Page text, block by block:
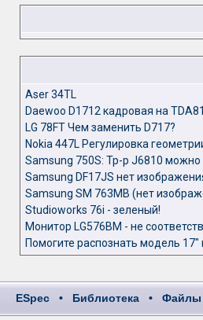
Aser 34TL
Daewoo D1712 кадровая на
LG 78FT Чем заменить D717?
Nokia 447L Регулировка
Samsung 750S: Тр-р J6810
Samsung DF17JS нет
Samsung SM 763MB (нет
Studioworks 76i - зеленый!
Монитор LG576BM - не
Помогите распознать модель 17"
ESpec • Библиотека • Файлы